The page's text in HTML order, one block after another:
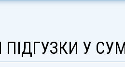
ПІДГУЗКИ У